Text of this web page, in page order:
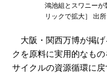
鴻池組とスワニーが
リックで拡大］ 出
大阪・関西万博が掲げ
クを原料に実用的なも
サイクルの資源循環に